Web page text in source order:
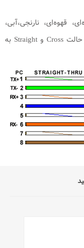
قهوه‌ای، نارنجی،آبی،
سفید/آبی است. نحوه اتصال کابل‌ها در دو حالت Cross و Straight به